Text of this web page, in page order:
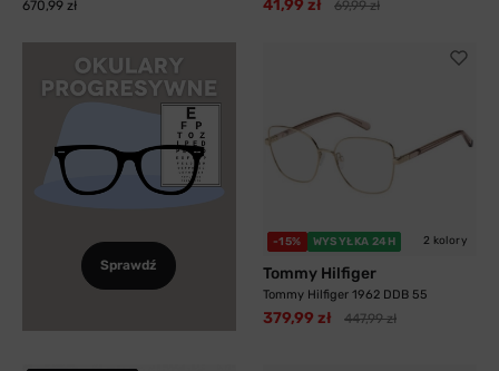
670,99 zł 41,99 zł 69,99 zł
Sprawdź
-15% WYSYŁKA 24H 2 kolory
Tommy Hilfiger
Tommy Hilfiger 1962 DDB 55
379,99 zł 447,99 zł